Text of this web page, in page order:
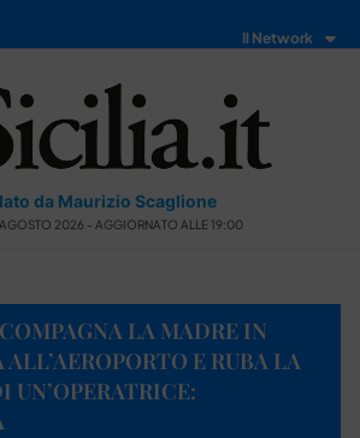
Il Network
da Maurizio Scaglione
2026 - AGGIORNATO ALLE 19:00
LA MADRE IN
E RUBA LA
UN’OPERATRICE: